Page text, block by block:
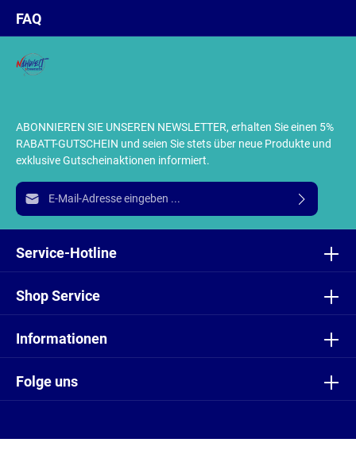
ABONNIEREN SIE UNSEREN NEWSLETTER, erhalten Sie einen 5%
RABATT-GUTSCHEIN und seien Sie stets über neue Produkte und
exklusive Gutscheinaktionen informiert.
E-Mail-Adresse*
Ich habe dieDatenschutzbestimmungenzur Kenntnis
einverstanden.
Folge uns
Service-Hotline
Shop Service
Informationen
FAQ